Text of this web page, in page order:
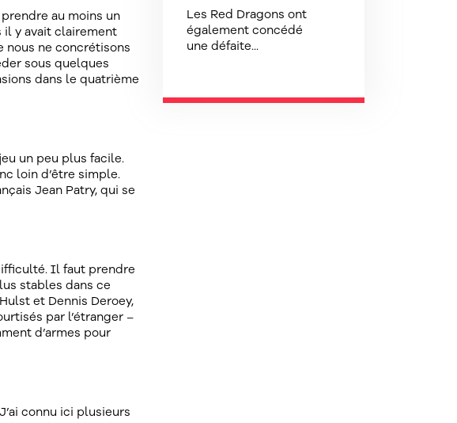
au moins un
il y avait clairement
nous ne concrétisons
sous quelques
dans le quatrième
un peu plus facile.
loin d’être simple.
Jean Patry, qui se
Il faut prendre
stables dans ce
et Dennis Deroey,
par l’étranger –
d’armes pour
connu ici plusieurs
Les Red Dragons ont
également concédé
une défaite...